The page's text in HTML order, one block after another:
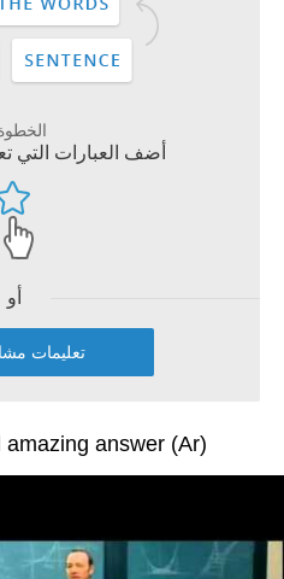
الخطوة
أضف العبارات التي
أو
تعليمات
answer (Ar)